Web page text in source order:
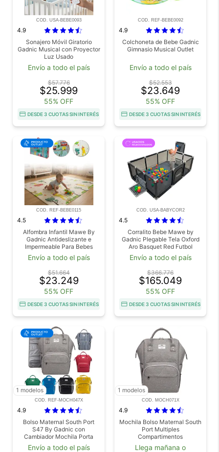
COD. USA-BEBE0093
4.9
Sonajero Móvil Giratorio
Gadnic Musical con Proyector
Luz Usado
Envío a todo el país
$57.776
$25.999
55% OFF
DESDE 3 CUOTAS SIN INTERÉS
COD. REF-BEBE0092
4.9
Colchoneta de Bebe Gadnic
Gimnasio Musical Outlet
Envío a todo el país
$52.553
$23.649
55% OFF
DESDE 3 CUOTAS SIN INTERÉS
COD. REF-BEBE0115
4.5
Alfombra Infantil Mawe By
Gadnic Antideslizante e
Impermeable Para Bebes
Outlet
Envío a todo el país
$51.664
$23.249
55% OFF
DESDE 3 CUOTAS SIN INTERÉS
COD. USA-BABYCOR2
4.5
Corralito Bebe Mawe by
Gadnic Plegable Tela Oxford
Aro Basquet Red Futbol
Usado
Envío a todo el país
$366.776
$165.049
55% OFF
DESDE 3 CUOTAS SIN INTERÉS
1 modelos
COD. REF-MOCH047X
4.9
Bolso Maternal South Port
S47 By Gadnic con
Cambiador Mochila Porta
Mamaderas Térmica Outlet
Envío a todo el país
1 modelos
COD. MOCH071X
4.9
Mochila Bolso Maternal South
Port Multiples
Compartimentos
Llega mañana o